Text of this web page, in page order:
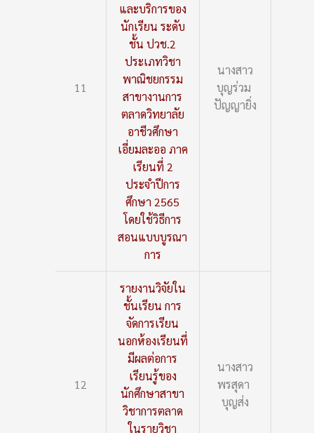
11
และบริการของ
นักเรียน ระดับ
ชั้น ปวช.2
ประเภทวิชา
พาณิชยกรรม
สาขางานการ
ตลาดวิทยาลัย
อาชีวศึกษา
เอี่ยมละออ ภาค
เรียนที่ 2
ประจำปีการ
ศึกษา 2565
โดยใช้วิธีการ
สอนแบบบูรณา
การ
นางสาว
บุญร่วม
ปัญญายิ่ง
12
รายงานวิจัยใน
ชั้นเรียน การ
จัดการเรียน
นอกห้องเรียนที่
มีผลต่อการ
เรียนรู้ของ
นักศึกษาสาขา
วิชาการตลาด
ในรายวิชา
นางสาว
พรสุดา
บุญส่ง